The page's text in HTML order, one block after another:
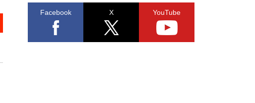
Facebook X YouTube